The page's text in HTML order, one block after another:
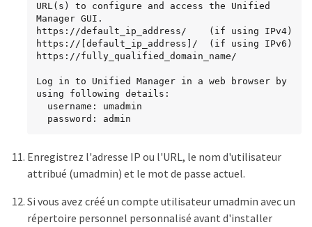
URL(s) to configure and access the Unified
Manager GUI.
https://default_ip_address/    (if using IPv4)
https://[default_ip_address]/  (if using IPv6)
https://fully_qualified_domain_name/
Log in to Unified Manager in a web browser by
using following details:
  password: admin
Enregistrez l'adresse IP ou l'URL, le nom d'utilisateur
attribué (umadmin) et le mot de passe actuel.
Si vous avez créé un compte utilisateur umadmin avec un
répertoire personnel personnalisé avant d'installer